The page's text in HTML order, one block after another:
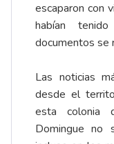
escaparon con
habían
documentos se
Las noticias
desde el
esta colonia
Domingue no